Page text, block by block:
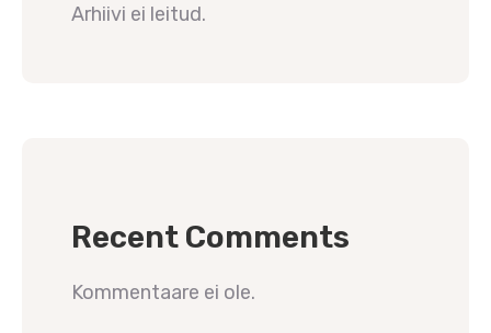
Arhiivi ei leitud.
Recent Comments
Kommentaare ei ole.